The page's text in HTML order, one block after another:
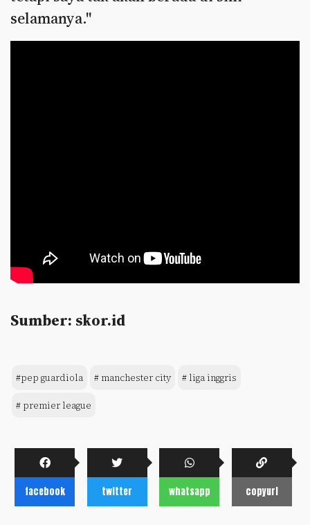
selamanya."
Sumber: skor.id
#pep guardiola # manchester city # liga inggris
# premier league
facebook twitter whatsapp copyurl